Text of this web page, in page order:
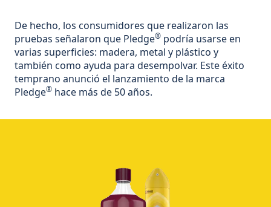
De hecho, los consumidores que realizaron las
pruebas señalaron que Pledge® podría usarse en
varias superficies: madera, metal y plástico y
también como ayuda para desempolvar. Este éxito
temprano anunció el lanzamiento de la marca
Pledge® hace más de 50 años.